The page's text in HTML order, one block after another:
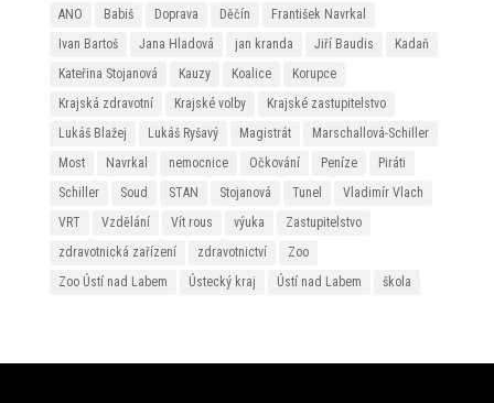
ANO Babiš Doprava Děčín
František Navrkal
Ivan Bartoš
Jana Hladová jan kranda Jiří Baudis
Kadaň
Kateřina Stojanová
Kauzy Koalice
Korupce
Krajská zdravotní
Krajské volby
Krajské zastupitelstvo
Lukáš Blažej
Lukáš Ryšavý Magistrát
Marschallová-Schiller
Most
Navrkal nemocnice Očkování Peníze
Piráti
Schiller
Soud STAN Stojanová Tunel
Vladimír Vlach
VRT
Vzdělání Vít rous výuka
Zastupitelstvo
zdravotnická zařízení
zdravotnictví
Zoo
Zoo Ústí nad Labem
Ústecký kraj Ústí nad Labem škola